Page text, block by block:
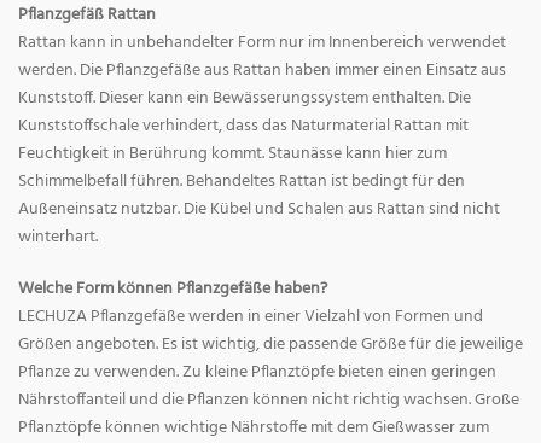
Pflanzgefäß Rattan
Rattan kann in unbehandelter Form nur im Innenbereich verwendet
werden. Die Pflanzgefäße aus Rattan haben immer einen Einsatz aus
Kunststoff. Dieser kann ein Bewässerungssystem enthalten. Die
Kunststoffschale verhindert, dass das Naturmaterial Rattan mit
Feuchtigkeit in Berührung kommt. Staunässe kann hier zum
Schimmelbefall führen. Behandeltes Rattan ist bedingt für den
Außeneinsatz nutzbar. Die Kübel und Schalen aus Rattan sind nicht
winterhart.
Welche Form können Pflanzgefäße haben?
LECHUZA Pflanzgefäße werden in einer Vielzahl von Formen und
Größen angeboten. Es ist wichtig, die passende Größe für die jeweilige
Pflanze zu verwenden. Zu kleine Pflanztöpfe bieten einen geringen
Nährstoffanteil und die Pflanzen können nicht richtig wachsen. Große
Pflanztöpfe können wichtige Nährstoffe mit dem Gießwasser zum